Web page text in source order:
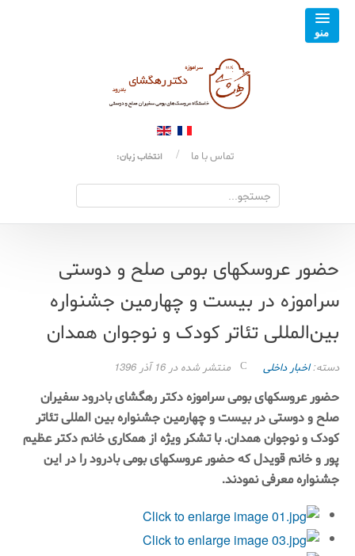
تماس با ما انتخاب زبان:
حضور عروسکهای بومی صلح و دوستی
سراموزه در بیست و چهارمین جشنواره
بین‌المللی تئاتر کودک و نوجوان همدان
دسته:اخبار داخلی منتشر شده در 16 آذر 1396
حضور عروسکهای بومی سراموزه دكتر رهگشای بادرود سفیران
صلح و دوستی در بیست و چهارمین جشنواره بین المللی تئاتر
کودک و نوجوان همدان. با تشکر ویژه از همکاری خانم دکتر عظیم
پور و خانم قویدل که حضور عروسکهای بومی بادرود را در این
جشنواره معرفی نمودند.